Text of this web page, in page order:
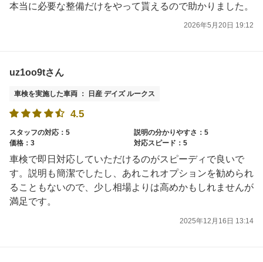
本当に必要な整備だけをやって貰えるので助かりました。
2026年5月20日 19:12
uz1oo9tさん
車検を実施した車両 ： 日産 デイズ ルークス
4.5
スタッフの対応：5
説明の分かりやすさ：5
価格：3
対応スピード：5
車検で即日対応していただけるのがスピーディで良いで
す。説明も簡潔でしたし、あれこれオプションを勧められ
ることもないので、少し相場よりは高めかもしれませんが
満足です。
2025年12月16日 13:14